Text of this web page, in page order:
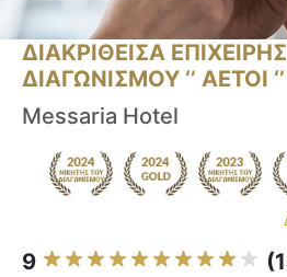
ΔΙΑΚΡΙΘΕΙΣΑ
ΔΙΑΓΩΝΙΣΜΟΥ ‘’ ΑΕΤΟΙ ‘’
Messaria Hotel
9